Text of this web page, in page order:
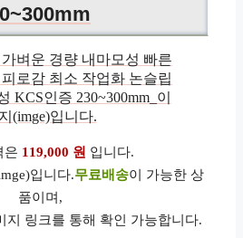
은 119,000 원 입니다.
무료배송이 가능한 상
품이며,
지 링크를 통해 확인 가능합니다.